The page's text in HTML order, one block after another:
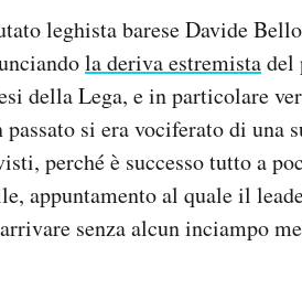
leghista barese Davide
la deriva estremistadel
della Lega, e in particolare
si era vociferato di una
perché è successo tutto a
appuntamento al quale il
senza alcun inciampo